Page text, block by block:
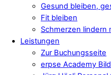
Gesund bleiben,
Fit bleiben
Schmerzen lindern
Leistungen
Zur Buchungsseite
erpse Academy